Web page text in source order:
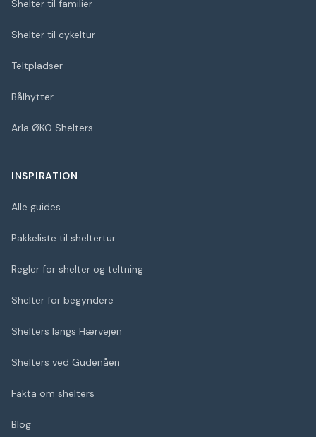
Shelter til familier
Shelter til cykeltur
Teltpladser
Bålhytter
Arla ØKO Shelters
INSPIRATION
Alle guides
Pakkeliste til sheltertur
Regler for shelter og teltning
Shelter for begyndere
Shelters langs Hærvejen
Shelters ved Gudenåen
Fakta om shelters
Blog